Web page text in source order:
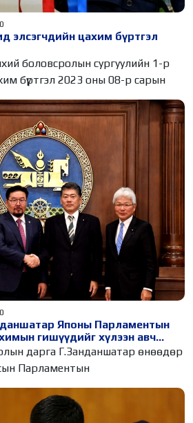
элсэгчдийн цахим бүртгэл
боловсролын сургуулийн 1-р
бүртгэл 2023 оны 08-р сарын
Японы Парламентын
гишүүдийг хүлээн авч
дарга Г.Занданшатар өнөөдөр
Парламентын